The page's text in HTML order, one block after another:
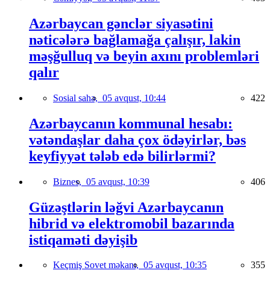
Azərbaycan gənclər siyasətini
nəticələrə bağlamağa çalışır, lakin
məşğulluq və beyin axını problemləri
qalır
Sosial sahə, 05 avqust, 10:44 422
Azərbaycanın kommunal hesabı:
vətəndaşlar daha çox ödəyirlər, bəs
keyfiyyət tələb edə bilirlərmi?
Biznes, 05 avqust, 10:39 406
Güzəştlərin ləğvi Azərbaycanın
hibrid və elektromobil bazarında
istiqaməti dəyişib
Keçmiş Sovet məkanı, 05 avqust, 10:35 355